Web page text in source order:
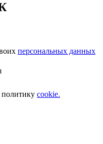
персональных данных
cookie.